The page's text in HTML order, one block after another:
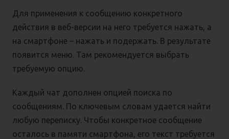
Для применения к сообщению конкретного
действия в веб-версии на него требуется нажать, а
на смартфоне – нажать и подержать. В результате
появится меню. Там рекомендуется выбрать
требуемую опцию.
Каждый чат дополнен опцией поиска по
сообщениям. По ключевым словам удается найти
любую переписку. Чтобы конкретное сообщение
осталось в памяти смартфона, его текст требуется